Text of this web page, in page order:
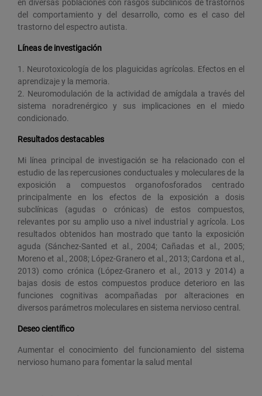
en diversas poblaciones con rasgos subclínicos de trastornos
del comportamiento y del desarrollo, como es el caso del
trastorno del espectro autista.
Líneas de investigación
1. Neurotoxicología de los plaguicidas agrícolas. Efectos en el
aprendizaje y la memoria.
2. Neuromodulación de la actividad de amígdala a través del
sistema noradrenérgico y sus implicaciones en el miedo
condicionado.
Resultados destacables
Mi línea principal de investigación se ha relacionado con el
estudio de las repercusiones conductuales y moleculares de la
exposición a compuestos organofosforados centrado
principalmente en los efectos de la exposición a dosis
subclínicas (agudas o crónicas) de estos compuestos,
relevantes por su amplio uso a nivel industrial y agrícola. Los
resultados obtenidos han mostrado que tanto la exposición
aguda (Sánchez-Santed et al., 2004; Cañadas et al., 2005;
Moreno et al., 2008; López-Granero et al., 2013; Cardona et al.,
2013) como crónica (López-Granero et al., 2013 y 2014) a
bajas dosis de estos compuestos produce deterioro en las
funciones cognitivas acompañadas por alteraciones en
diversos parámetros moleculares en sistema nervioso central.
Deseo científico
Aumentar el conocimiento del funcionamiento del sistema
nervioso humano para fomentar la salud mental